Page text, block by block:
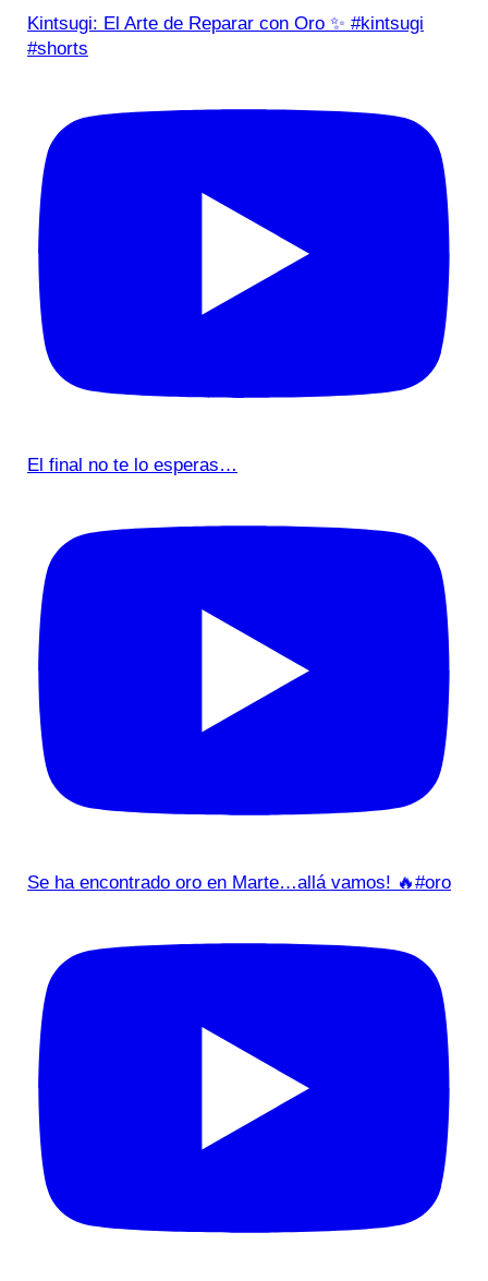
Kintsugi: El Arte de Reparar con Oro ✨ #kintsugi
#shorts
El final no te lo esperas…
Se ha encontrado oro en Marte…allá vamos! 🔥#oro